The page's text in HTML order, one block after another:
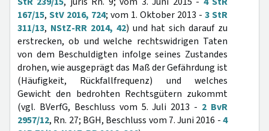
167/15, StV 2016, 724; vom 1. Oktober 2013 - 3 StR
311/13, NStZ-RR 2014, 42) und hat sich darauf zu
erstrecken, ob und welche rechtswidrigen Taten
von dem Beschuldigten infolge seines Zustandes
drohen, wie ausgeprägt das Maß der Gefährdung ist
(Häufigkeit, Rückfallfrequenz) und welches
Gewicht den bedrohten Rechtsgütern zukommt
(vgl. BVerfG, Beschluss vom 5. Juli 2013 - 2 BvR
2957/12, Rn. 27; BGH, Beschluss vom 7. Juni 2016 -4